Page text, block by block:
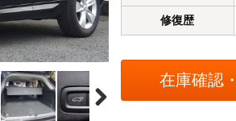
修復歴